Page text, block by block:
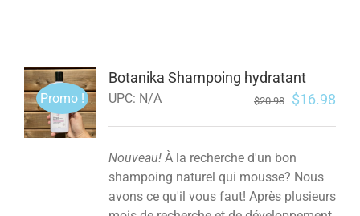
Promo !
Botanika Shampoing hydratant
UPC: N/A $20.98 $16.98
Nouveau!À la recherche d'un bon
shampoing naturel qui mousse? Nous
avons ce qu'il vous faut! Après plusieurs